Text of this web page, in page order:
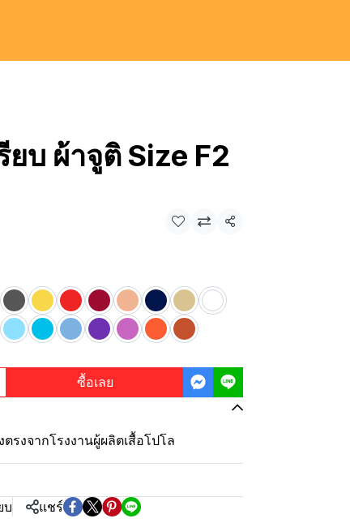
ยบ ผ้าจูติ Size F2
แชร์
ซื้อเลย
รงจากโรงงานผู้ผลิตเสื้อโปโล
บ แชร์